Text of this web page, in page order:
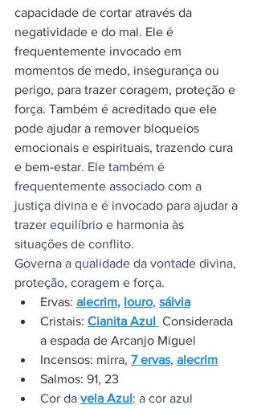
capacidade de cortar através da
negatividade e do mal. Ele é
frequentemente invocado em
momentos de medo, insegurança ou
perigo, para trazer coragem, proteção e
força. Também é acreditado que ele
pode ajudar a remover bloqueios
emocionais e espirituais, trazendo cura
e bem-estar. Ele também é
frequentemente associado com a
justiça divina e é invocado para ajudar a
trazer equilíbrio e harmonia às
situações de conflito.
Governa a qualidade da vontade divina,
proteção, coragem e força.
Ervas: alecrim, louro, sálvia
Cristais: Cianita Azul Considerada
a espada de Arcanjo Miguel
Incensos: mirra, 7 ervas, alecrim
Salmos: 91, 23
Cor da vela Azul: a cor azul